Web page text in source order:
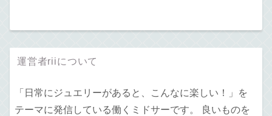
運営者riiについて
「日常にジュエリーがあると、こんなに楽しい！」を
テーマに発信している働くミドサーです。 良いものを